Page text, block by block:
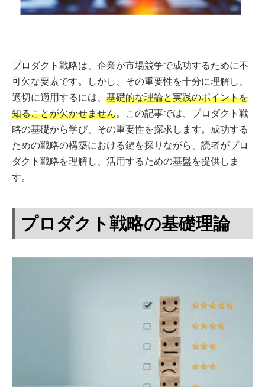
プロダクト戦略は、企業が市場競争で成功するために不
可欠な要素です。しかし、その重要性を十分に理解し、
適切に適用するには、 基礎的な理論と実践のポイントを
知ることが欠かせません。この記事では、プロダクト戦
略の基礎から学び、その重要性を探求します。成功する
ための戦略の構築における鍵を探りながら、読者がプロ
ダクト戦略を理解し、活用するための基盤を提供しま
す。
プロダクト戦略の基礎理論